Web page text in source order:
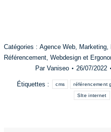
Catégories : Agence Web, Marketing,
Référencement, Webdesign et
Par Vaniseo 26/07/2022
Étiquettes : cms référencement
SIte internet